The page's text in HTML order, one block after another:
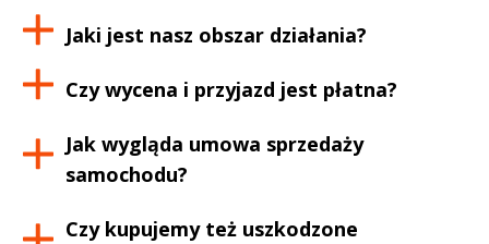
Jaki jest nasz obszar działania?
Czy wycena i przyjazd jest płatna?
Jak wygląda umowa sprzedaży
samochodu?
Czy kupujemy też uszkodzone